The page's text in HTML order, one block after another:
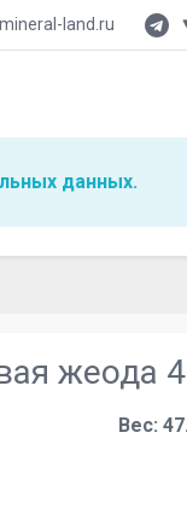
land.ru
данных.
жеода
Вес: